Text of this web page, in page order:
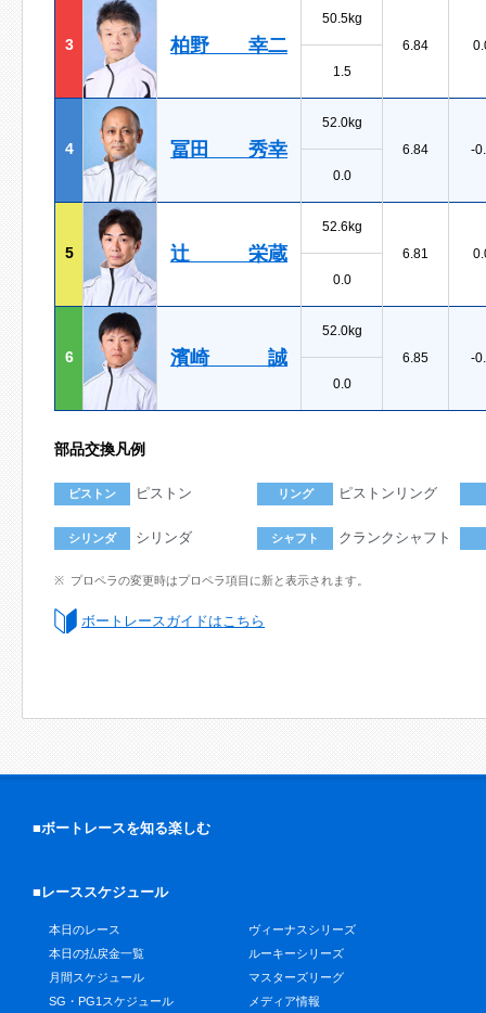
3 柏野 幸二
50.5kg
6.84
1.5
4 冨田 秀幸
52.0kg
6.84
-
0.0
5 辻 栄蔵
52.6kg
6.81
0.0
6 濱崎 誠
52.0kg
6.85
-
0.0
部品交換凡例
ピストン ピストン リング ピストンリング
シリンダ シリンダ シャフト クランクシャフト
プロペラの変更時はプロペラ項目に新と表示されます。
ボートレースガイドはこちら
■ボートレースを知る楽しむ
■レーススケジュール
本日のレース
本日の払戻金一覧
月間スケジュール
SG・PG1スケジュール
ヴィーナスシリーズ
ルーキーシリーズ
マスターズリーグ
メディア情報